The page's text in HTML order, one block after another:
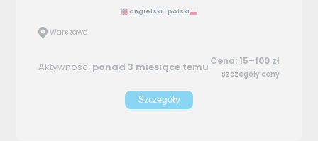
angielski–polski
Warszawa
Aktywność: ponad 3 miesiące temu Cena: 15–100 zł
Szczegóły ceny
Szczegóły